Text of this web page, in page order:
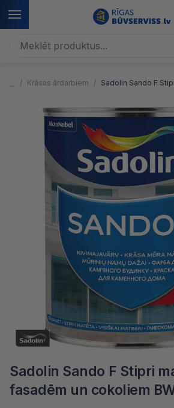
Krāsas ārdarbiem
Sadolin Sando F Stipri
fasadēm un cokoliem